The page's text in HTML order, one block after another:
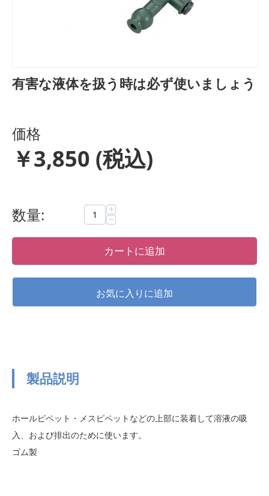
有害な液体を扱う時は必ず使いましょう
価格
￥3,850 (税込)
数量: +
−
カートに追加
製品説明
ホールピペット・メスピペットなどの上部に装着して溶液の吸
入、および排出のために使います。
ゴム製